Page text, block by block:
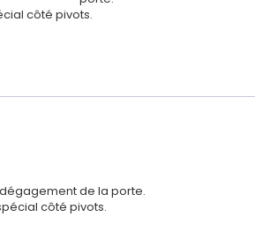
côté pivots.
de la porte.
côté pivots.